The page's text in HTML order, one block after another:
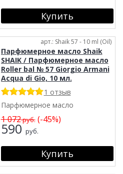
арт.: Shaik 57 - 10 ml (Oil)
Парфюмерное масло Shaik
SHAIK / Парфюмерное масло
Roller bal № 57 Giorgio Armani
Acqua di Gio, 10 мл.
1 отзыв
Парфюмерное масло
1 072руб.(-45%)
590 руб.